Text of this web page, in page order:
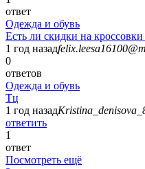
ответ
Одежда и обувь
Есть ли скидки на
1 год назад
0
ответов
Одежда и обувь
Тц
1 год назад
ответить
1
ответ
Посмотреть ещё